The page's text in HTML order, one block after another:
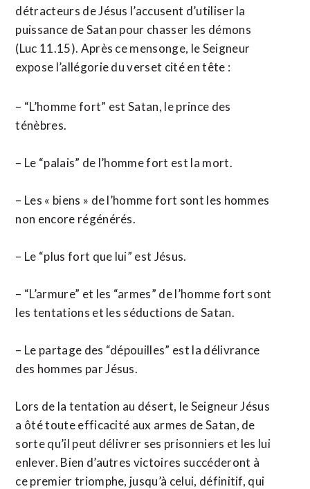
détracteurs de Jésus l’accusent d’utiliser la
puissance de Satan pour chasser les démons
(Luc 11.15). Après ce mensonge, le Seigneur
expose l’allégorie du verset cité en tête :
– “L’homme fort” est Satan, le prince des
ténèbres.
– Le “palais” de l’homme fort est la mort.
– Les « biens » de l’homme fort sont les hommes
non encore régénérés.
– Le “plus fort que lui” est Jésus.
– “L’armure” et les “armes” de l’homme fort sont
les tentations et les séductions de Satan.
– Le partage des “dépouilles” est la délivrance
des hommes par Jésus.
Lors de la tentation au désert, le Seigneur Jésus
a ôté toute efficacité aux armes de Satan, de
sorte qu’il peut délivrer ses prisonniers et les lui
enlever. Bien d’autres victoires succéderont à
ce premier triomphe, jusqu’à celui, définitif, qui